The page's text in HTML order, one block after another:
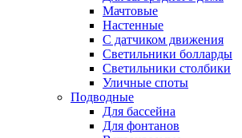
Мачтовые
Настенные
С датчиком движения
Светильники болларды
Светильники столбики
Уличные споты
Подводные
Для бассейна
Для фонтанов